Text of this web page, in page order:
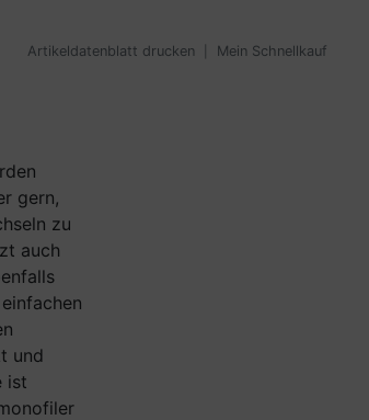
Artikeldatenblatt drucken Mein Schnellkauf
gern,
zu
auch
und
ist